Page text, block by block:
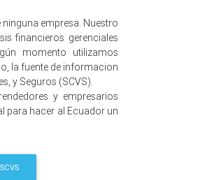
empresa. Nuestro
financieros gerenciales
momento utilizamos
la fuente de informacion
y Seguros (SCVS).
y empresarios
para hacer al Ecuador un